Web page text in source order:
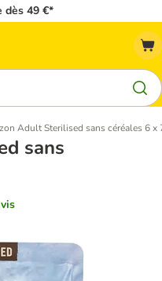
dès 49 €*
Adult Sterilised sans céréales 6 x
sans